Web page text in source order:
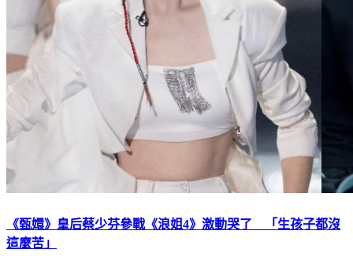
《甄嬛》皇后蔡少芬參戰《浪姐4》激動哭了 「生孩子都沒
這麼苦」